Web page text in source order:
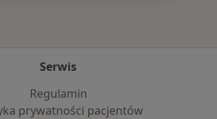
Serwis
Regulamin
prywatności pacjentów